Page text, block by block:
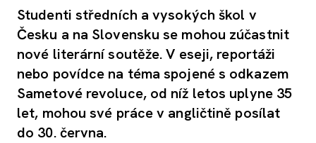
Studenti středních a vysokých škol v
Česku a na Slovensku se mohou zúčastnit
nové literární soutěže. V eseji, reportáži
nebo povídce na téma spojené s odkazem
Sametové revoluce, od níž letos uplyne 35
let, mohou své práce v angličtině posílat
do 30. června.